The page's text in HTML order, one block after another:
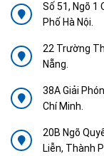
Số 51, Ngõ 1
Phố Hà Nội.
22 Trường
Nẵng.
38A Giải
Chí Minh.
20B Ngõ
Liễn, Thành